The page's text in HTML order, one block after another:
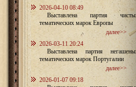
2026-04-10 08:49
Выставлена партия
тематических марок Европы
далее>>
2026-03-11 20:24
Выставлена партия
тематических марок Португалии
далее>>
2026-01-07 09:18